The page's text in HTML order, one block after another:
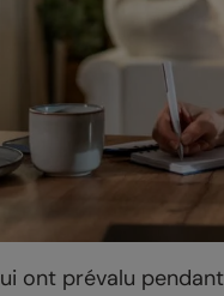
ont prévalu